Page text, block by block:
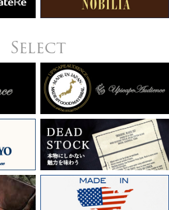
Select